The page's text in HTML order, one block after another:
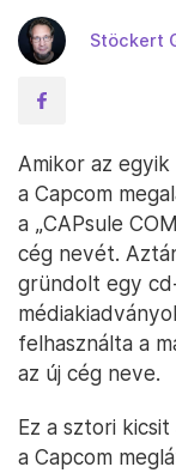
Stöckert
Amikor az
a Capcom
a „CAPsule
cég nevét.
gründolt egy
felhasználta a
az új cég neve.
Ez a sztori
a Capcom